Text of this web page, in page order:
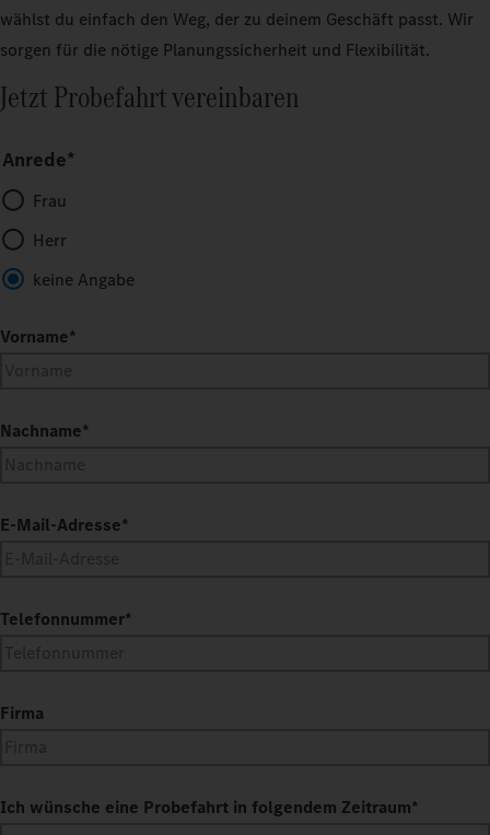
wählst du einfach den Weg, der zu deinem Geschäft passt. Wir
sorgen für die nötige Planungssicherheit und Flexibilität.
Jetzt Probefahrt vereinbaren
Anrede*
Frau
Herr
keine Angabe
Vorname*
Nachname*
E-Mail-Adresse*
Telefonnummer*
Firma
Ich wünsche eine Probefahrt in folgendem Zeitraum*